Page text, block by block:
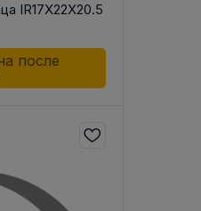
IR17X22X20.5
после